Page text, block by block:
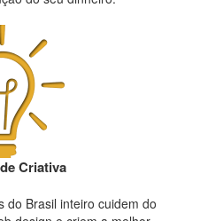
Criativa
do Brasil inteiro cuidem do